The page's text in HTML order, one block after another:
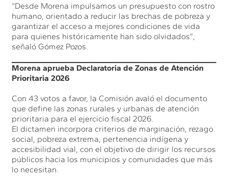
“Desde Morena impulsamos un presupuesto con rostro
humano, orientado a reducir las brechas de pobreza y
garantizar el acceso a mejores condiciones de vida
para quienes históricamente han sido olvidados”,
señaló Gómez Pozos.
Morena aprueba Declaratoria de Zonas de Atención
Prioritaria 2026
Con 43 votos a favor, la Comisión avaló el documento
que define las zonas rurales y urbanas de atención
prioritaria para el ejercicio fiscal 2026.
El dictamen incorpora criterios de marginación, rezago
social, pobreza extrema, pertenencia indígena y
accesibilidad vial, con el objetivo de dirigir los recursos
públicos hacia los municipios y comunidades que más
lo necesitan.